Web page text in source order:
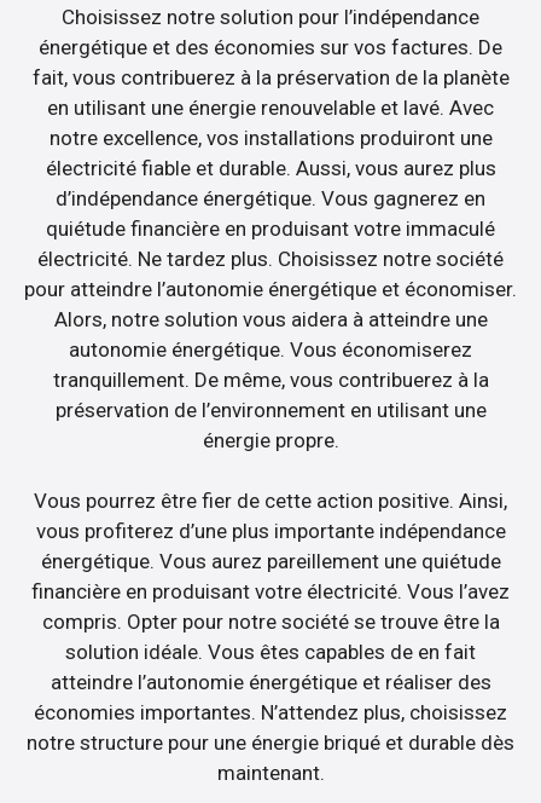
Choisissez notre solution pour l’indépendance
énergétique et des économies sur vos factures. De
fait, vous contribuerez à la préservation de la planète
en utilisant une énergie renouvelable et lavé. Avec
notre excellence, vos installations produiront une
électricité fiable et durable. Aussi, vous aurez plus
d’indépendance énergétique. Vous gagnerez en
quiétude financière en produisant votre immaculé
électricité. Ne tardez plus. Choisissez notre société
pour atteindre l’autonomie énergétique et économiser.
Alors, notre solution vous aidera à atteindre une
autonomie énergétique. Vous économiserez
tranquillement. De même, vous contribuerez à la
préservation de l’environnement en utilisant une
énergie propre.
Vous pourrez être fier de cette action positive. Ainsi,
vous profiterez d’une plus importante indépendance
énergétique. Vous aurez pareillement une quiétude
financière en produisant votre électricité. Vous l’avez
compris. Opter pour notre société se trouve être la
solution idéale. Vous êtes capables de en fait
atteindre l’autonomie énergétique et réaliser des
économies importantes. N’attendez plus, choisissez
notre structure pour une énergie briqué et durable dès
maintenant.